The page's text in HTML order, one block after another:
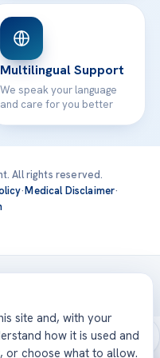
Multilingual Support
We speak your language
and care for you better
All rights reserved.
·Medical Disclaimer·
accredited hospitals —
site and, with your
how it is used and
or choose what to allow.